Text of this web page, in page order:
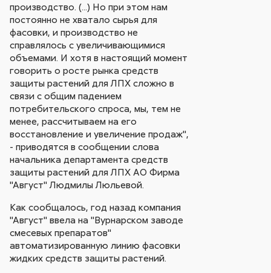
производство. (...) Но при этом нам
постоянно не хватало сырья для
фасовки, и производство не
справлялось с увеличивающимися
объемами. И хотя в настоящий момент
говорить о росте рынка средств
защиты растений для ЛПХ сложно в
связи с общим падением
потребительского спроса, мы, тем не
менее, рассчитываем на его
восстановление и увеличение продаж",
- приводятся в сообщении слова
начальника департамента средств
защиты растений для ЛПХ АО Фирма
"Август" Людмилы Люльевой.
Как сообщалось, год назад компания
"Август" ввела на "Вурнарском заводе
смесевых препаратов"
автоматизированную линию фасовки
жидких средств защиты растений.